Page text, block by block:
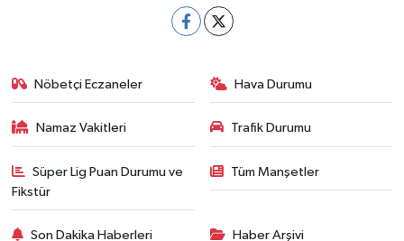
Nöbetçi Eczaneler Hava Durumu
Namaz Vakitleri Trafik Durumu
Süper Lig Puan Durumu ve
Fikstür
Tüm Manşetler
Son Dakika Haberleri Haber Arşivi